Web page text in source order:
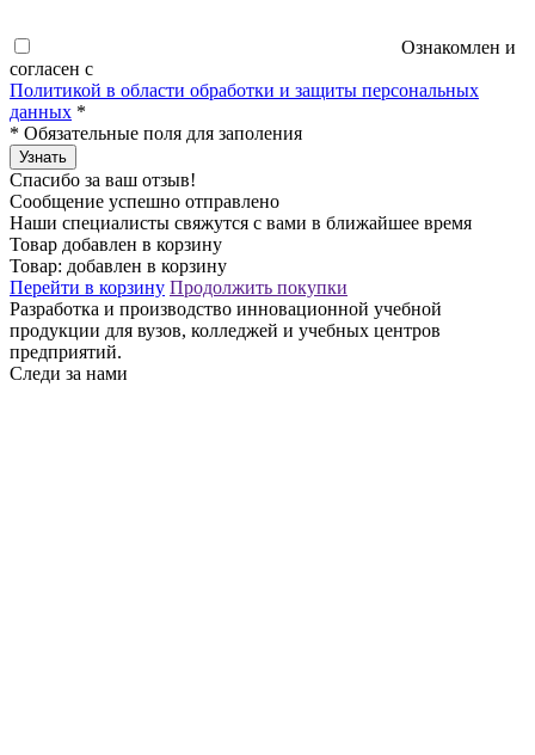
Ознакомлен и
согласен с
Политикой в области обработки и защиты персональных
данных *
* Обязательные поля для заполения
Узнать
Спасибо за ваш отзыв!
Сообщение успешно отправлено
Наши специалисты свяжутся с вами в ближайшее время
Товар добавлен в корзину
Товар: добавлен в корзину
Перейти в корзину Продолжить покупки
Разработка и производство инновационной учебной
продукции для вузов, колледжей и учебных центров
предприятий.
Следи за нами